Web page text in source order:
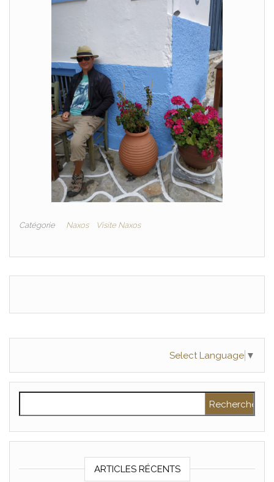
Catégorie Naxos Visite Naxos
Select Language ▼
ARTICLES RÉCENTS